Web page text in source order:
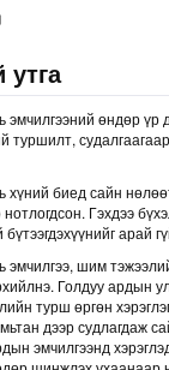
утга
эмчилгээний өндөр үр
туршилт,
хүний биед сайн
нотлогдсон. Гэхдээ
арай
эмчилгээ, шим
Голдуу ардын
турш өргөн
дээр судлагдаж
эмчилгээнд